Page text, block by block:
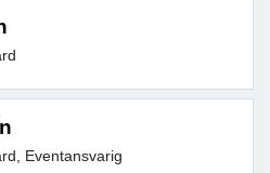
Eventansvarig